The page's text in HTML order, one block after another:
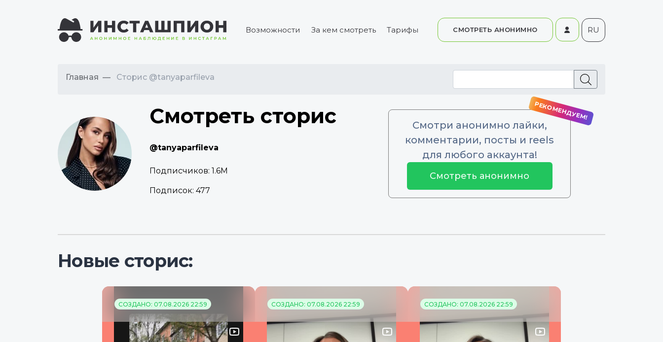
Возможности За кем смотреть Тарифы СМОТРЕТЬ АНОНИМНО RU
Главная Сторис @tanyaparfileva
Смотреть сторис
@tanyaparfileva
Подписчиков: 1.6M
Подписок: 477
Смотри анонимно лайки,
комментарии, посты и reels
для любого аккаунта!
Смотреть анонимно
Новые сторис:
СОЗДАНО: 07.08.2026 22:59 СОЗДАНО: 07.08.2026 22:59 СОЗДАНО: 07.08.2026 22:59